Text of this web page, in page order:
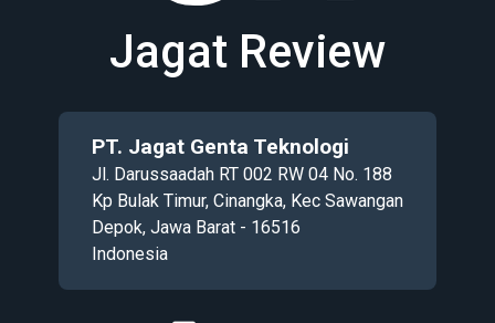
Jagat Review
PT. Jagat Genta Teknologi
Jl. Darussaadah RT 002 RW 04 No. 188
Kp Bulak Timur, Cinangka, Kec Sawangan
Depok, Jawa Barat - 16516
Indonesia